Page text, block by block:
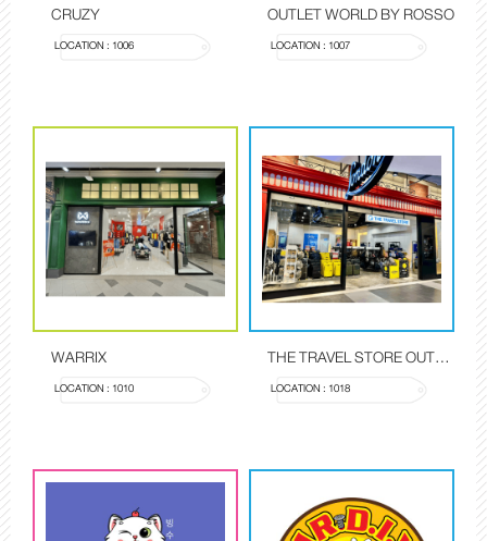
CRUZY
LOCATION : 1006
OUTLET WORLD BY ROSSO
LOCATION : 1007
WARRIX
LOCATION : 1010
THE TRAVEL STORE OUTLET
LOCATION : 1018